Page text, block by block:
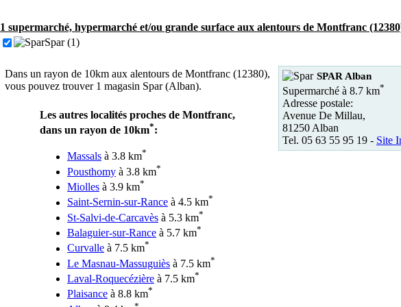
1 supermarché, hypermarché et/ou grande surface aux alentours de Montfranc
Spar (1)
Dans un rayon de 10km aux alentours de Montfranc (12380),
vous pouvez trouver 1 magasin Spar (Alban).
Les autres localités proches de Montfranc,
dans un rayon de 10km*:
Massals à 3.8 km*
Pousthomy à 3.8 km*
Miolles à 3.9 km*
Saint-Sernin-sur-Rance à 4.5 km*
St-Salvi-de-Carcavès à 5.3 km*
Balaguier-sur-Rance à 5.7 km*
Curvalle à 7.5 km*
Le Masnau-Massuguiès à 7.5 km*
Laval-Roquecézière à 7.5 km*
Plaisance à 8.8 km*
SPAR Alban
Supermarché à 8.7 km*
Adresse postale:
Avenue De Millau,
81250 Alban
Tel. 05 63 55 95 19 - Site